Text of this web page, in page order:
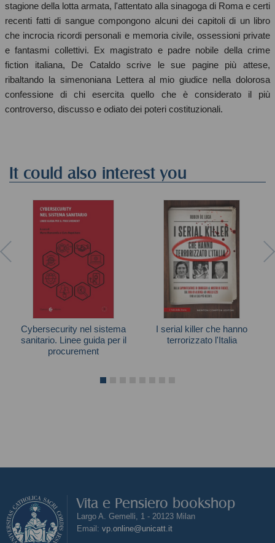
stagione della lotta armata, l'attentato alla sinagoga di Roma e certi
recenti fatti di sangue compongono alcuni dei capitoli di un libro
che incrocia ricordi personali e memoria civile, ossessioni private
e fantasmi collettivi. Ex magistrato e padre nobile della crime
fiction italiana, De Cataldo scrive le sue pagine più attese,
ribaltando la simenoniana Lettera al mio giudice nella dolorosa
confessione di chi esercita quello che è considerato il più
controverso, discusso e odiato dei poteri costituzionali.
It could also interest you
Cybersecurity nel sistema
sanitario. Linee guida per il
procurement
I serial killer che hanno
terrorizzato l'Italia
Vita e Pensiero bookshop
Largo A. Gemelli, 1 - 20123 Milan
Email: vp.online@unicatt.it